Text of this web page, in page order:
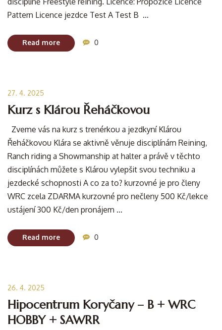
Pattern Licence jezdce Test A Test B ...
Read more 0
27. 4. 2025
Kurz s Klárou Řeháčkovou
Zveme vás na kurz s trenérkou a jezdkyní Klárou
Řeháčkovou Klára se aktivně věnuje disciplínám Reining,
Ranch riding a Showmanship at halter a právě v těchto
disciplínách můžete s Klárou vylepšit svou techniku a
jezdecké schopnosti A co za to? kurzovné je pro členy
WRC zcela ZDARMA kurzovné pro nečleny 500 Kč/lekce
ustájení 300 Kč/den pronájem ...
Read more 0
26. 4. 2025
Hipocentrum Koryčany – B + WRC
HOBBY + SAWRR